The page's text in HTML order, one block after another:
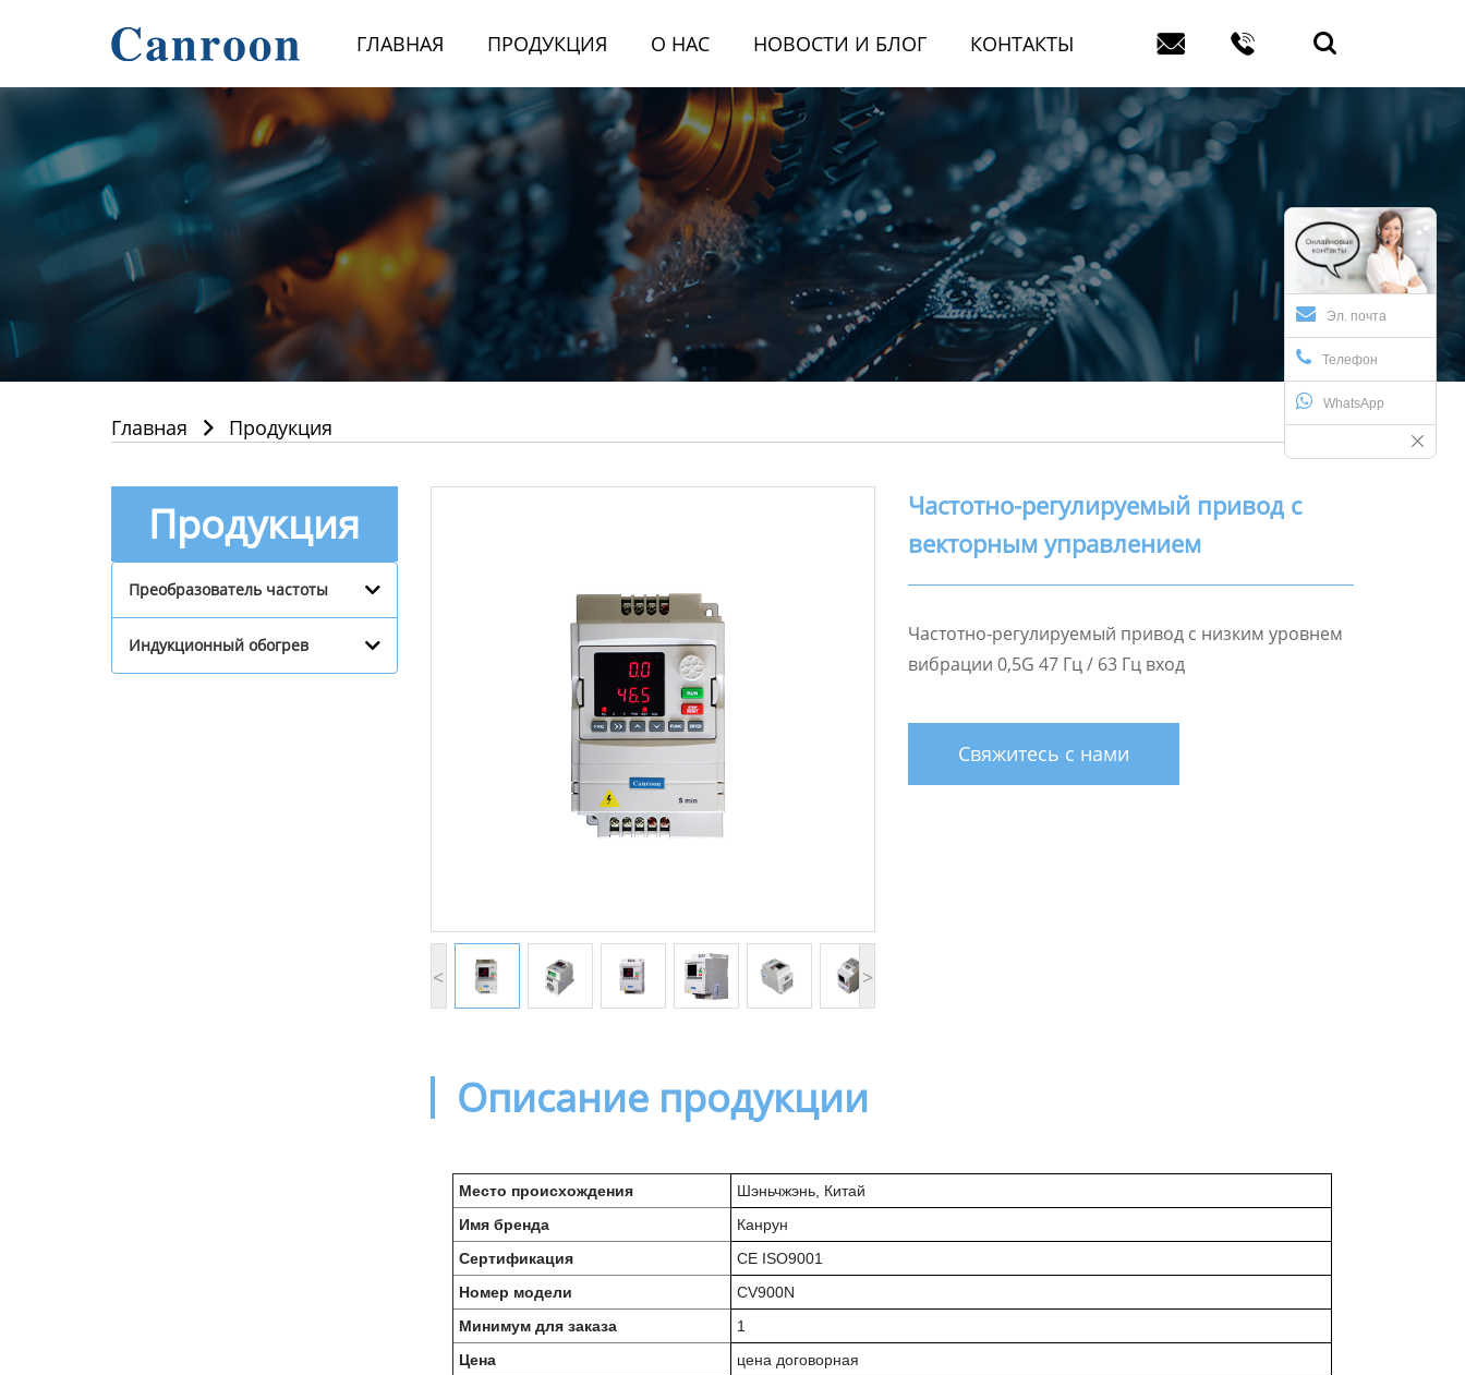
ГЛАВНАЯ ПРОДУКЦИЯ О НАС НОВОСТИ И БЛОГ КОНТАКТЫ   
Продукция
О Нас
Новости и блог
Контакты
Эл. почта
Телефон
WhatsApp
Главная  Продукция
Продукция
Преобразователь частоты
Индукционный обогрев
< >
Частотно-регулируемый привод с
векторным управлением
Частотно-регулируемый привод с низким уровнем
вибрации 0,5G 47 Гц / 63 Гц вход
Свяжитесь с нами
Описание продукции
Место происхождения
Шэньчжэнь, Китай
Имя бренда
Канрун
Сертификация
CE ISO9001
Номер модели
CV900N
Минимум для заказа
1
Цена
цена договорная